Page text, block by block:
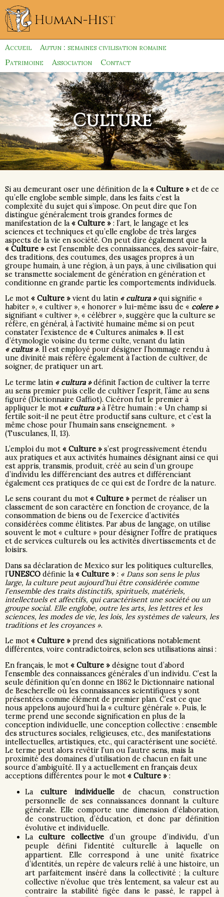
Accueil
Autun : semaines civilisation romaine
Patrimoine
Association Contact
Culture
Si au demeurant oser une définition de la « Culture » et de ce
qu’elle englobe semble simple, dans les faits c’est la
complexité du sujet qui s’impose. On peut dire que l’on
distingue généralement trois grandes formes de
manifestation de la « Culture » : l’art, le langage et les
sciences et techniques et qu’elle englobe de très larges
aspects de la vie en société. On peut dire également que la
« Culture » est l’ensemble des connaissances, des savoir-faire,
des traditions, des coutumes, des usages propres à un
groupe humain, à une région, à un pays, à une civilisation qui
se transmette socialement de génération en génération et
conditionne en grande partie les comportements individuels.
Le mot « Culture » vient du latin « cultura »qui signifie «
habiter », « cultiver », « honorer » lui-même issu de « colere »
signifiant « cultiver », « célébrer », suggère que la culture se
réfère, en général, à l’activité humaine même si on peut
constater l’existence de « Cultures animales ». Il est
d’étymologie voisine du terme culte, venant du latin
« cultus ». Il est employé pour désigner l’hommage rendu à
une divinité mais réfère également à l’action de cultiver, de
soigner, de pratiquer un art.
Le terme latin « cultura »définit l’action de cultiver la terre
au sens premier puis celle de cultiver l’esprit, l’âme au sens
figuré (Dictionnaire Gaffiot). Cicéron fut le premier à
appliquer le mot « cultura » à l’être humain : « Un champ si
fertile soit-il ne peut être productif sans culture, et c’est la
même chose pour l’humain sans enseignement. »
(Tusculanes, II, 13).
L’emploi du mot « Culture » s’est progressivement étendu
aux pratiques et aux activités humaines désignant ainsi ce qui
est appris, transmis, produit, créé au sein d’un groupe
d’individu les différenciant des autres et différenciant
également ces pratiques de ce qui est de l’ordre de la nature.
Le sens courant du mot « Culture » permet de réaliser un
classement de son caractère en fonction de croyance, de la
consommation de biens ou de l’exercice d’activités
considérées comme élitistes. Par abus de langage, on utilise
souvent le mot « culture » pour désigner l’offre de pratiques
et de services culturels ou les activités divertissements et de
loisirs.
Dans sa déclaration de Mexico sur les politiques culturelles,
l’UNESCO définie la « Culture » : « Dans son sens le plus
large, la culture peut aujourd’hui être considérée comme
l’ensemble des traits distinctifs, spirituels, matériels,
intellectuels et affectifs, qui caractérisent une société ou un
groupe social. Elle englobe, outre les arts, les lettres et les
sciences, les modes de vie, les lois, les systèmes de valeurs, les
traditions et les croyances ».
Le mot « Culture » prend des significations notablement
différentes, voire contradictoires, selon ses utilisations ainsi :
En français, le mot « Culture » désigne tout d’abord
l’ensemble des connaissances générales d’un individu. C’est la
seule définition qu’en donne en 1862 le Dictionnaire national
de Bescherelle où les connaissances scientifiques y sont
présentées comme élément de premier plan. C’est ce que
nous appelons aujourd’hui la « culture générale ». Puis, le
terme prend une seconde signification en plus de la
conception individuelle, une conception collective : ensemble
des structures sociales, religieuses, etc., des manifestations
intellectuelles, artistiques, etc., qui caractérisent une société.
Le terme peut alors revêtir l’un ou l’autre sens, mais la
proximité des domaines d’utilisation de chacun en fait une
source d’ambiguïté. Il y a actuellement en français deux
acceptions différentes pour le mot « Culture » :
Laculture individuelle de chacun, construction
personnelle de ses connaissances donnant la culture
générale. Elle comporte une dimension d’élaboration,
de construction, d’éducation, et donc par définition
évolutive et individuelle.
Laculture collectived’un groupe d’individu, d’un
peuple défini l’identité culturelle à laquelle on
appartient. Elle correspond à une unité fixatrice
d’identités, un repère de valeurs relié à une histoire, un
art parfaitement inséré dans la collectivité ; la culture
collective n’évolue que très lentement, sa valeur est au
contraire la stabilité figée dans le passé, le rappel à